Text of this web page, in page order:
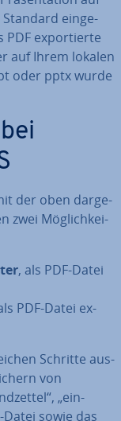
Standard ein­ge­
PDF ex­por­tier­te
auf Ihrem lokalen
oder pptx wurde
der oben dar­ge­
zwei Mög­lich­kei­
, als PDF-Datei
PDF-Datei ex­
Schritte aus­
von
„ein­
sowie das